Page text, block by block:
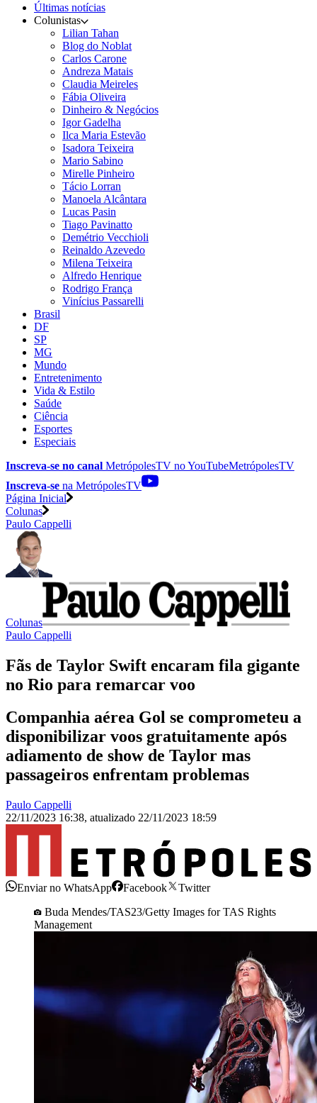
Últimas notícias
Colunistas
Lilian Tahan
Blog do Noblat
Carlos Carone
Andreza Matais
Claudia Meireles
Fábia Oliveira
Dinheiro & Negócios
Igor Gadelha
Ilca Maria Estevão
Isadora Teixeira
Mario Sabino
Mirelle Pinheiro
Tácio Lorran
Manoela Alcântara
Lucas Pasin
Tiago Pavinatto
Demétrio Vecchioli
Reinaldo Azevedo
Milena Teixeira
Alfredo Henrique
Rodrigo França
Vinícius Passarelli
Brasil
DF
SP
MG
Mundo
Entretenimento
Vida & Estilo
Saúde
Ciência
Esportes
Especiais
Inscreva-se no canal MetrópolesTV noYouTubeMetrópolesTV
Inscreva-se na MetrópolesTV
Página Inicial
Colunas
Paulo Cappelli
Colunas
Paulo Cappelli
Fãs de Taylor Swift encaram fila gigante
no Rio para remarcar voo
Companhia aérea Gol se comprometeu a
disponibilizar voos gratuitamente após
adiamento de show de Taylor mas
passageiros enfrentam problemas
Paulo Cappelli
22/11/2023 16:38, atualizado 22/11/2023 18:59
Enviar no WhatsApp Facebook
Twitter
Buda Mendes/TAS23/Getty Images for TAS Rights
Management